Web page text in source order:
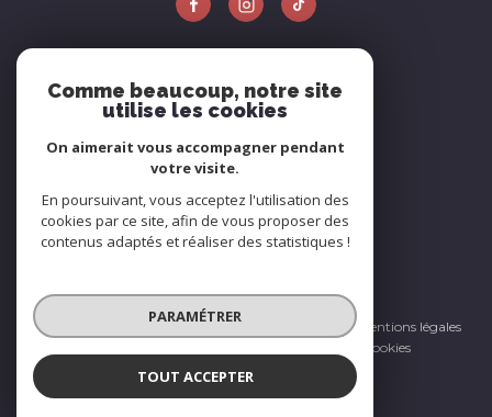
ADHÉRENTS
© 2026 | Tous droits réservés
Nos honoraires
Nos partenaires
Mentions légales
Cookies
Comme beaucoup, notre site
utilise les cookies
On aimerait vous accompagner pendant
votre visite.
En poursuivant, vous acceptez l'utilisation des
cookies par ce site, afin de vous proposer des
contenus adaptés et réaliser des statistiques !
PARAMÉTRER
TOUT ACCEPTER